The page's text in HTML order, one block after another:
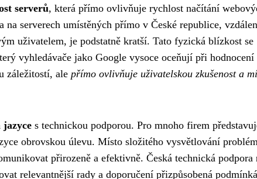
serverů, která přímo ovlivňuje rychlost načítání
serverech umístěných přímo v České republice,
uživatelem, je podstatně kratší. Tato fyzická blízkost se
vyhledávače jako Google vysoce oceňují při hodnocení
záležitostí, ale přímo ovlivňuje uživatelskou zkušenost a
jazyce s technickou podporou. Pro mnoho firem
obrovskou úlevu. Místo složitého vysvětlování
přirozeně a efektivně. Česká technická podpora
relevantnější rady a doporučení přizpůsobená